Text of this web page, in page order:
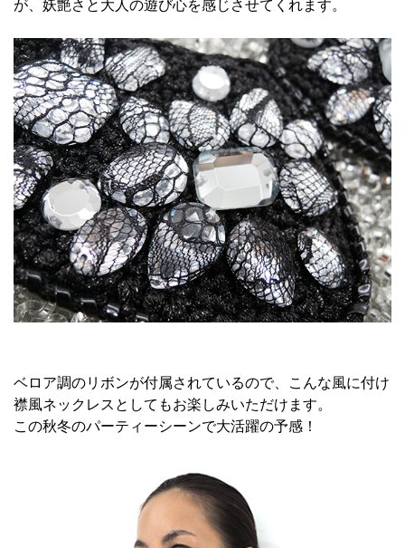
が、妖艶さと大人の遊び心を感じさせてくれます。
ベロア調のリボンが付属されているので、こんな風に付け
襟風ネックレスとしてもお楽しみいただけます。
この秋冬のパーティーシーンで大活躍の予感！